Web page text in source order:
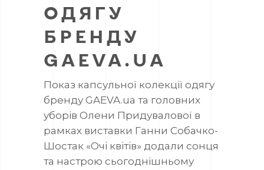
ОДЯГУ
БРЕНДУ
GAEVA.UA
Показ капсульної колекції одягу
бренду GAEVA.ua та головних
уборів Олени Придувалової в
рамках виставки Ганни Собачко-
Шостак «Очі квітів» додали сонця
та настрою сьогоднішньому